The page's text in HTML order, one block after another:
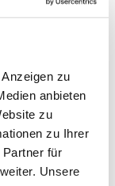
zu
anbieten
zu
zu Ihrer
für
Unsere